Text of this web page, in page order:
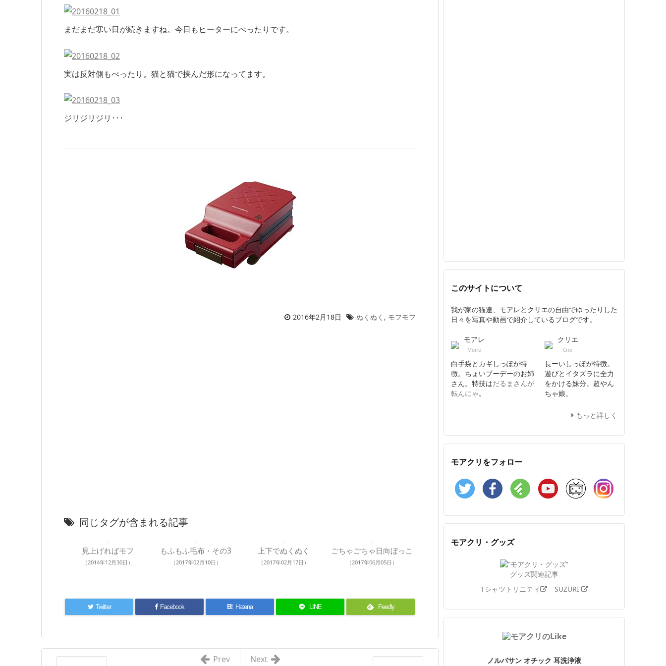
まだまだ寒い日が続きますね。今日もヒーターにべったりです。
実は反対側もべったり。猫と猫で挟んだ形になってます。
ジリジリジリ･･･
2016年2月18日 ぬくぬく , モフモフ
同じタグが含まれる記事
見上げればモフ
（2014年12月30日）
もふもふ毛布・その3
（2017年02月10日）
上下でぬくぬく
（2017年02月17日）
ごちゃごちゃ日向ぼっこ
（2017年06月05日）
Twitter Facebook B! Hatena LINE Feedly
Next
Prev
このサイトについて
我が家の猫達、モアレとクリエの自由でゆったりした
日々を写真や動画で紹介しているブログです。
モアレ
Moire
白手袋とカギしっぽが特
徴。ちょいブーデーのお姉
さん。特技はだるまさんが
転んにゃ。
クリエ
Crie
長ーいしっぽが特徴。
遊びとイタズラに全力
をかける妹分。超やん
ちゃ娘。
もっと詳しく
モアクリをフォロー
Twitter Facebook Feedly YouTube ニコニコ動画
モアクリ・グッズ
グッズ関連記事
Tシャツトリニティ
SUZURI
ノルバサン オチック 耳洗浄液